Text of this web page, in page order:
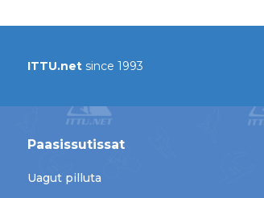
ITTU.net since 1993
Paasissutissat
Uagut pilluta